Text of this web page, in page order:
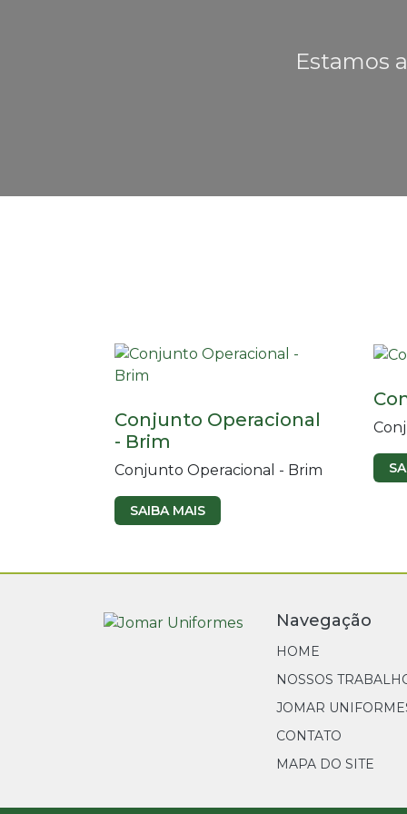
Estamos
Conjunto Operacional
- Brim
Conjunto Operacional - Brim
SAIBA MAIS
Navegação
HOME
NOSSOS
JOMAR
CONTATO
MAPA DO SITE